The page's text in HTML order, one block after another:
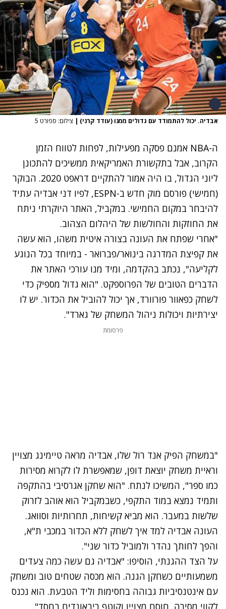
אבדיה. יכול להתמודד עם גדולים ממנו (עודד קרני) | צילום: ספורט 5
ה-NBA אמנם פסקה מפעילות, לפחות לטווח הזמן
הקרוב, אבל בתקשורת האמריקאית ממשיכים להתכונן
ליוני הגדול, בו היה אמור להתקיים דראפט 2020. הבוקר
(חמישי) פורסם מוק חדש ב-ESPN, לפיו דני אבדיה עתיד
להיבחר במקום החמישי. במקביל, האתר היוקרתי ניתח
את החוזקות והחולשות של היהלום הצהוב.
"אחרי שפתח את העונה בצורה איטית משהו, הוא עשה
את קפיצת המדרגה בינואר/פברואר - במיוחד בכל הנוגע
לקליעה", נכתב בהקדמה, ומיד מנו עורכי האתר את
הדברים הטובים של הפרוספקט. "הוא גדול מספיק כדי
לשחק כפאוור פורוורד, אך יכול להוביל את הכדור. יש לו
יצירתיות ויכולות ניהול המשחק של גארד".
פרסומת
"במשחק הפיק אנד רול שלו, אבדיה מראה טיימינג מצויין
וראיית משחק יוצאת דופן, שמאפשרת לו לקרוא מסירות
כמו ספר", המשיכו לנתח. "הוא שחקן אגרסיבי בהתקפה
ותמיד נמצא במוד התקפי, כשבמקביל הוא אוהב לזרוק
שלשות במעבר. הוא מביא קשיחות, תחרותיות וסוואג.
העונה אבדיה למד איך לשחק ללא הכדור במכבי ת"א,
והפך לחותך נהדר ולמוביל כדור שני".
על הצד ההגנתי, הוסיפו: "אבדיה גם עשה כמה צעדים
משמעותיים כשחקן הגנה. הוא מכסה שטחים טוב ומשחק
עם אינטנסיביות גבוהה בחסימות וליד הטבעת. הוא נכנס
לקווי מסירה, חוסם מצויין וקוטף ריבאונדים בחסד".